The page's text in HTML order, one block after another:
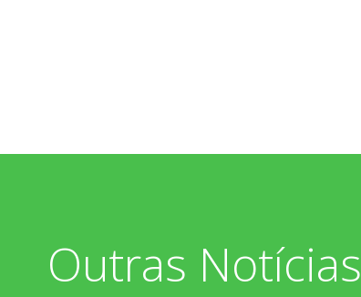
Outras Notícias